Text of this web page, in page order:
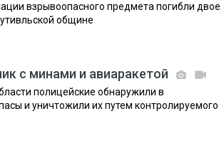
взрывоопасного предмета погибли двое
общине
с минами и авиаракетой
полицейские обнаружили в
и уничтожили их путем контролируемого